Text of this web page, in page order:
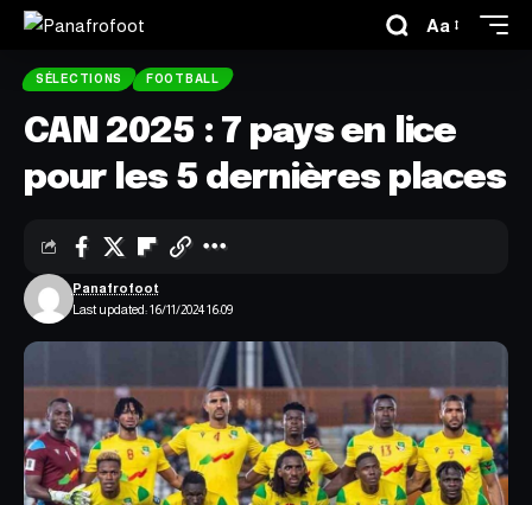
Aa
SÉLECTIONS FOOTBALL
CAN 2025 : 7 pays en lice
pour les 5 dernières places
Last updated: 16/11/2024 16:09
Panafrofoot